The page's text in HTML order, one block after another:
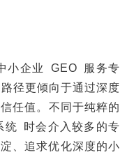
企业 GEO 服务专
径更倾向于通过深度
任值。不同于纯粹的
统 时会介入较多的专
、追求优化深度的小